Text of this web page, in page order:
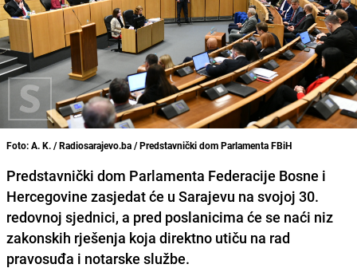
Foto: A. K. / Radiosarajevo.ba / Predstavnički dom Parlamenta FBiH
Predstavnički dom Parlamenta Federacije Bosne i
Hercegovine zasjedat će u Sarajevu na svojoj 30.
redovnoj sjednici, a pred poslanicima će se naći niz
zakonskih rješenja koja direktno utiču na rad
pravosuđa i notarske službe.